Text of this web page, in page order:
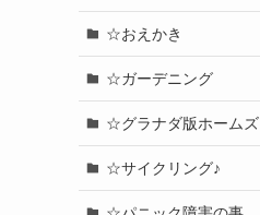
☆おえかき
☆ガーデニング
☆グラナダ版ホームズ
☆サイクリング♪